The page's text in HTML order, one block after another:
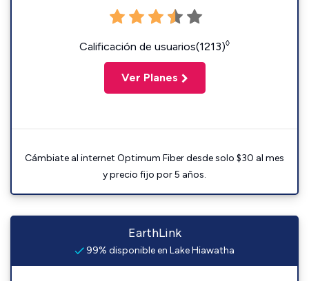
Calificación de usuarios(1213)◊
Ver Planes
Cámbiate al internet Optimum Fiber desde solo $30 al mes
y precio fijo por 5 años.
EarthLink
99% disponible en Lake Hiawatha